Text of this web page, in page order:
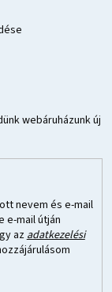
webáruházunk új
nevem és e-mail
e-mail útján
azadatkezelési